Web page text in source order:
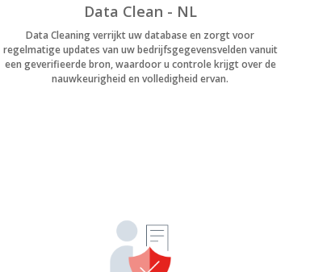
Data Clean - NL
Data Cleaning verrijkt uw database en zorgt voor
regelmatige updates van uw bedrijfsgegevensvelden vanuit
een geverifieerde bron, waardoor u controle krijgt over de
nauwkeurigheid en volledigheid ervan.